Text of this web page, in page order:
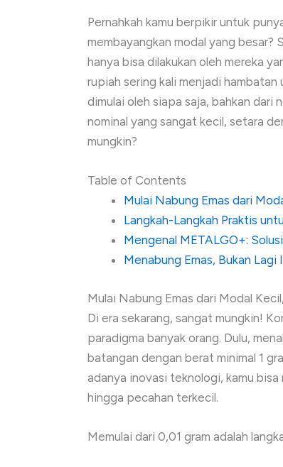
Pernahkah kamu berpikir untuk
membayangkan modal yang besar?
hanya bisa dilakukan oleh mereka
rupiah sering kali menjadi hambatan
dimulai oleh siapa saja, bahkan dari
nominal yang sangat kecil, setara
mungkin?
Table of Contents
Mulai Nabung Emas dari
Langkah-Langkah Praktis
Mengenal METALGO+:
Menabung Emas, Bukan Lagi
Mulai Nabung Emas dari Modal
Di era sekarang, sangat mungkin!
paradigma banyak orang. Dulu,
batangan dengan berat minimal 1
adanya inovasi teknologi, kamu
hingga pecahan terkecil.
Memulai dari 0,01 gram adalah